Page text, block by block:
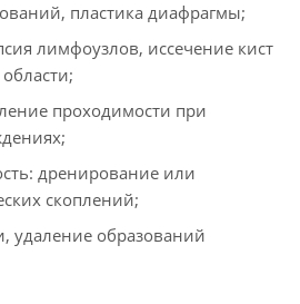
пластика диафрагмы;
лимфоузлов, иссечение кист
проходимости при
дренирование или
скоплений;
удаление образований